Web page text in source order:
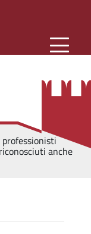
professionisti
anche